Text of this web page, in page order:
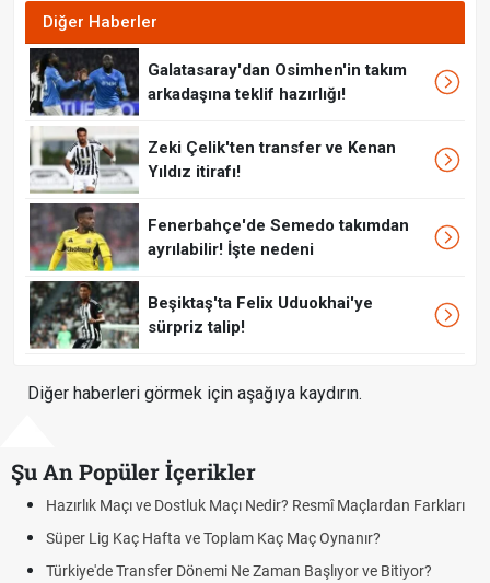
Diğer Haberler
Galatasaray'dan Osimhen'in takım
arkadaşına teklif hazırlığı!
Zeki Çelik'ten transfer ve Kenan
Yıldız itirafı!
Fenerbahçe'de Semedo takımdan
ayrılabilir! İşte nedeni
Beşiktaş'ta Felix Uduokhai'ye
sürpriz talip!
Diğer haberleri görmek için aşağıya kaydırın.
Şu An Popüler İçerikler
Maçlardan Farkları
ve Bitiyor?
Puan Durumunda AG, OM ve Diğer
Skor Ne Demek? Sporda Skor ve Sonuç
Futbol Nasıl Oynanır? Temel Futbol Kuralları